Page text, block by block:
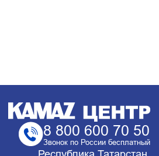
8 800 600 70 50
Звонок по России бесплатный